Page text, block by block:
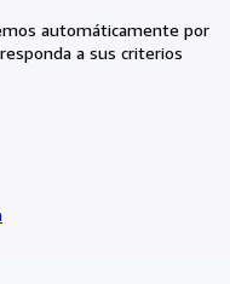
automáticamente por
a sus criterios